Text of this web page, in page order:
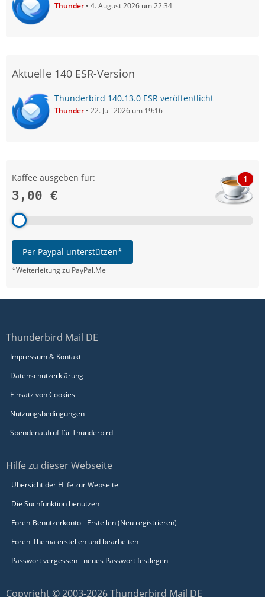
Thunder 4. August 2026 um 22:34
Aktuelle 140 ESR-Version
Thunderbird 140.13.0 ESR veröffentlicht
Thunder 22. Juli 2026 um 19:16
Kaffee ausgeben für:
3,00 €
1
Per Paypal unterstützen*
*Weiterleitung zu PayPal.Me
Thunderbird Mail DE
Impressum & Kontakt
Datenschutzerklärung
Einsatz von Cookies
Nutzungsbedingungen
Spendenaufruf für Thunderbird
Hilfe zu dieser Webseite
Übersicht der Hilfe zur Webseite
Die Suchfunktion benutzen
Foren-Benutzerkonto - Erstellen (Neu registrieren)
Foren-Thema erstellen und bearbeiten
Passwort vergessen - neues Passwort festlegen
Copyright © 2003-2026 Thunderbird Mail DE